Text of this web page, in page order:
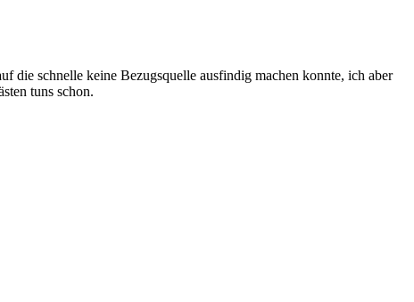
die schnelle keine Bezugsquelle ausfindig machen konnte, ich aber
tuns schon.